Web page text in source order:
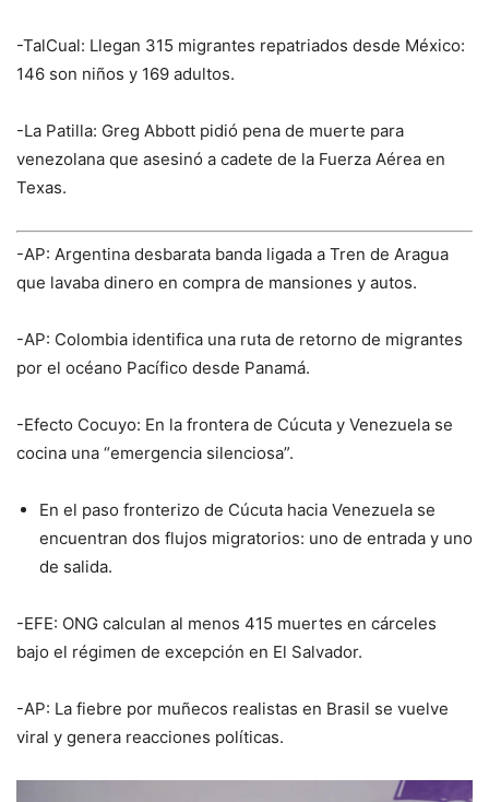
-TalCual: Llegan 315 migrantes repatriados desde México:
146 son niños y 169 adultos.
-La Patilla: Greg Abbott pidió pena de muerte para
venezolana que asesinó a cadete de la Fuerza Aérea en
Texas.
-AP: Argentina desbarata banda ligada a Tren de Aragua
que lavaba dinero en compra de mansiones y autos.
-AP: Colombia identifica una ruta de retorno de migrantes
por el océano Pacífico desde Panamá.
-Efecto Cocuyo: En la frontera de Cúcuta y Venezuela se
cocina una “emergencia silenciosa”.
En el paso fronterizo de Cúcuta hacia Venezuela se
encuentran dos flujos migratorios: uno de entrada y uno
de salida.
-EFE: ONG calculan al menos 415 muertes en cárceles
bajo el régimen de excepción en El Salvador.
-AP: La fiebre por muñecos realistas en Brasil se vuelve
viral y genera reacciones políticas.